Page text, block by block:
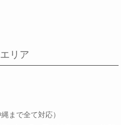
リア
まで全て対応）